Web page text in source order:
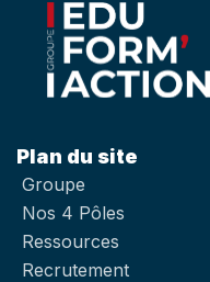
Plan du site
Groupe
Nos 4 Pôles
Ressources
Recrutement